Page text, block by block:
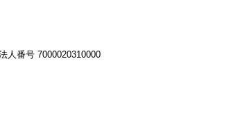
人番号 7000020310000